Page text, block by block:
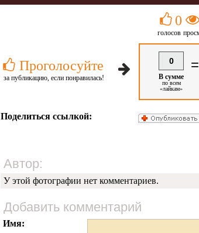
Проголосуйте
за публикацию, если понравилась!
0
голосов
0
В сумме
по всем
«лайкам»
=
Поделиться ссылкой:
Автор:
У этой фотографии нет комментариев.
Добавить комментарий
Имя: